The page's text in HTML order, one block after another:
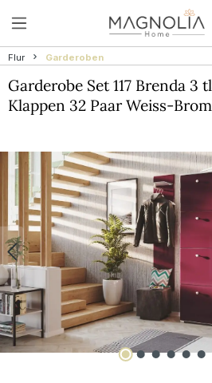
Zum Hauptinhalt springen
Flur Garderoben
Garderobe Set 117 Brenda 3
Klappen 32 Paar Weiss-